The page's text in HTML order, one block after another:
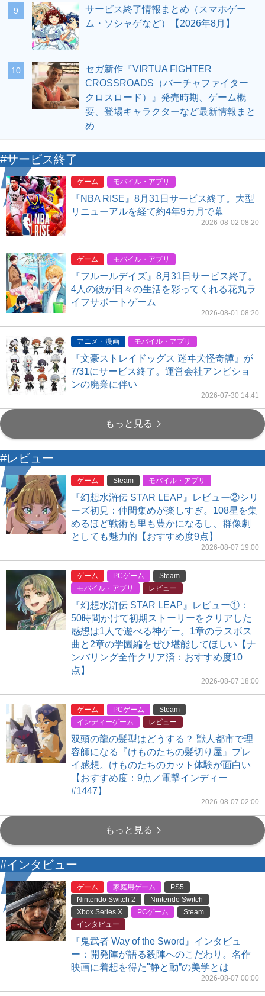
9
サービス終了情報まとめ（スマホゲー
ム・ソシャゲなど）【2026年8月】
10
セガ新作『VIRTUA FIGHTER
CROSSROADS（バーチャファイター
クロスロード）』発売時期、ゲーム概
要、登場キャラクターなど最新情報まと
め
#サービス終了
ゲーム モバイル・アプリ
『NBA RISE』8月31日サービス終了。大型
リニューアルを経て約4年9カ月で幕
2026-08-02 08:20
ゲーム モバイル・アプリ
『フルールデイズ』8月31日サービス終了。
4人の彼が日々の生活を彩ってくれる花丸ラ
イフサポートゲーム
2026-08-01 08:20
アニメ・漫画 モバイル・アプリ
『文豪ストレイドッグス 迷ヰ犬怪奇譚』が
7/31にサービス終了。運営会社アンビショ
ンの廃業に伴い
2026-07-30 14:41
もっと見る
#レビュー
ゲーム Steam モバイル・アプリ
『幻想水滸伝 STAR LEAP』レビュー②シリ
ーズ初見：仲間集めが楽しすぎ。108星を集
めるほど戦術も里も豊かになるし、群像劇
としても魅力的【おすすめ度9点】
2026-08-07 19:00
ゲーム PCゲーム
Steam
モバイル・アプリ
レビュー
『幻想水滸伝 STAR LEAP』レビュー①：
50時間かけて初期ストーリーをクリアした
感想は1人で遊べる神ゲー。1章のラスボス
曲と2章の学園編をぜひ堪能してほしい【ナ
ンバリング全作クリア済：おすすめ度10
点】
2026-08-07 18:00
ゲーム PCゲーム
Steam
インディーゲーム
レビュー
双頭の龍の髪型はどうする？ 獣人都市で理
容師になる『けものたちの髪切り屋』プレ
イ感想。けものたちのカット体験が面白い
【おすすめ度：9点／電撃インディー
#1447】
2026-08-07 02:00
もっと見る
#インタビュー
ゲーム 家庭用ゲーム
PS5
Nintendo Switch 2
Nintendo Switch
Xbox Series X
PCゲーム
Steam
インタビュー
『鬼武者 Way of the Sword』インタビュ
ー：開発陣が語る殺陣へのこだわり。名作
映画に着想を得た"静と動”の美学とは
2026-08-07 00:00